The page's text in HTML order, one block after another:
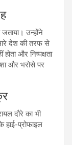
जताया। उन्होंने
देश की तरफ से
और निष्पक्षता
और भरोसे पर
दौरे का भी
हाई-प्रोफाइल